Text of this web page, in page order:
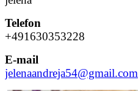
Telefon
+491630353228
E-mail
jelenaandreja54@gmail.com